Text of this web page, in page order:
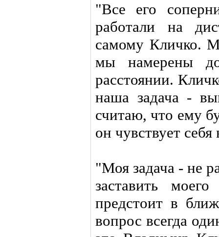
"Все его
работали на
самому Кличко.
мы намерены
расстоянии.
наша задача -
считаю, что ему
он чувствует
"Моя задача - не
заставить
предстоит в
вопрос всегда